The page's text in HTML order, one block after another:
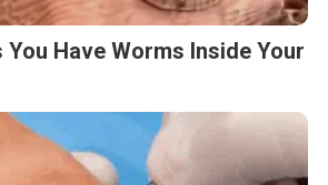
You Have Worms Inside Your